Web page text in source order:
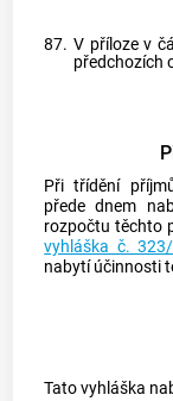
87. V příloze v
předchozích
Při třídění
přede dnem
rozpočtu těchto
vyhláška č.
nabytí účinnosti
Tato vyhláška